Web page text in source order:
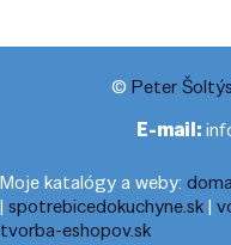
© Peter Šoltýs
E-mail:
Moje katalógy a weby:
| spotrebicedokuchyne.sk|
tvorba-eshopov.sk